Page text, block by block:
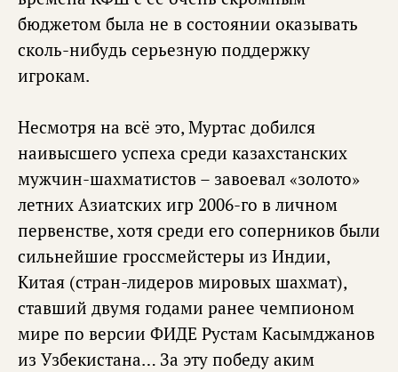
бюджетом была не в состоянии оказывать
сколь-нибудь серьезную поддержку
игрокам.
Несмотря на всё это, Муртас добился
наивысшего успеха среди казахстанских
мужчин-шахматистов – завоевал «золото»
летних Азиатских игр 2006-го в личном
первенстве, хотя среди его соперников были
сильнейшие гроссмейстеры из Индии,
Китая (стран-лидеров мировых шахмат),
ставший двумя годами ранее чемпионом
мире по версии ФИДЕ Рустам Касымджанов
из Узбекистана… За эту победу аким